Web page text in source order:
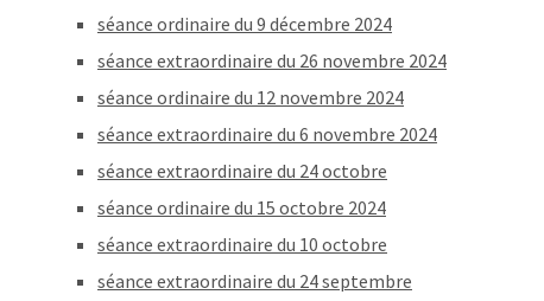
séance ordinaire du 9 décembre 2024
séance extraordinaire du 26 novembre 2024
séance ordinaire du 12 novembre 2024
séance extraordinaire du 6 novembre 2024
séance extraordinaire du 24 octobre
séance ordinaire du 15 octobre 2024
séance extraordinaire du 10 octobre
séance extraordinaire du 24 septembre